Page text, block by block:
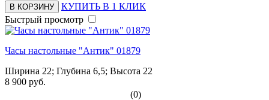
В КОРЗИНУ
КУПИТЬ В 1 КЛИК
Быстрый просмотр
Часы настольные "Антик" 01879
Ширина 22; Глубина 6,5; Высота 22
8 900 руб.
(0)